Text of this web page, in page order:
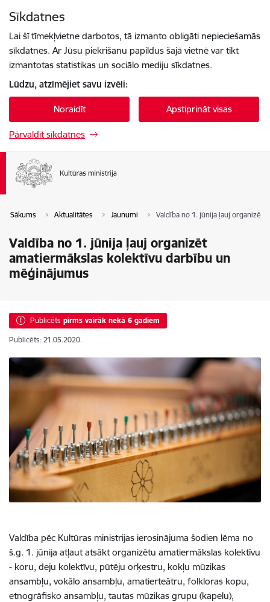
Sīkdatnes
Lai šī tīmekļvietne darbotos, tā izmanto obligāti nepieciešamās
sīkdatnes. Ar Jūsu piekrišanu papildus šajā vietnē var tikt
izmantotas statistikas un sociālo mediju sīkdatnes.
Lūdzu, atzīmējiet savu izvēli:
Noraidīt Apstiprināt visas
Pārvaldīt sīkdatnes
Sākums Aktualitātes Jaunumi Valdība no 1. jūnija ļauj organizēt
Valdība no 1. jūnija ļauj organizēt
amatiermākslas kolektīvu darbību un
mēģinājumus
Publicēts pirms vairāk nekā 6 gadiem
Publicēts: 21.05.2020.
Valdība pēc Kultūras ministrijas ierosinājuma šodien lēma no
š.g. 1. jūnija atļaut atsākt organizētu amatiermākslas kolektīvu
- koru, deju kolektīvu, pūtēju orķestru, kokļu mūzikas
ansambļu, vokālo ansambļu, amatierteātru, folkloras kopu,
etnogrāfisko ansambļu, tautas mūzikas grupu (kapelu),